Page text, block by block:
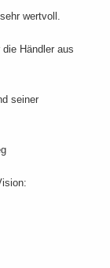
wertvoll.
Händler aus
seiner